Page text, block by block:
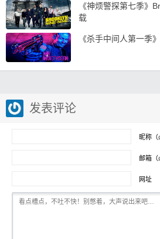
《神烦警探第七季》
载
《杀手中间人第一季
发表评论
昵称（
邮箱（
网址